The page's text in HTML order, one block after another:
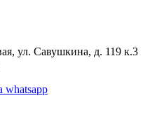
ул. Савушкина, д. 119 к.3